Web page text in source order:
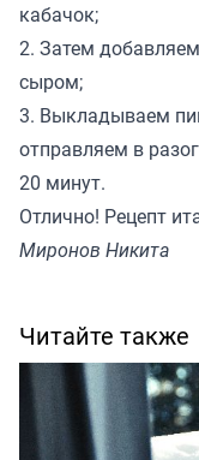
кабачок;
2. Затем
сыром;
3. Выкладываем
отправляем в
20 минут.
Отлично! Рецепт
Миронов Никита
Читайте также